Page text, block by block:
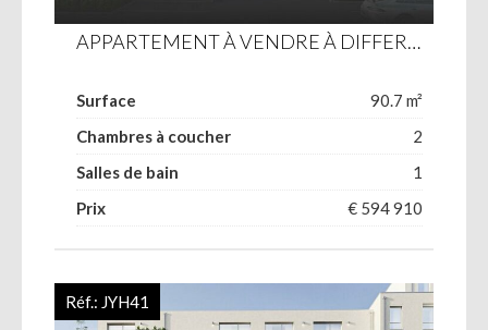
APPARTEMENT À VENDRE À DIFFERDANGE
Surface
90.7 m²
Chambres à coucher
2
Salles de bain
1
Prix
€ 594 910
Réf.: JYH41